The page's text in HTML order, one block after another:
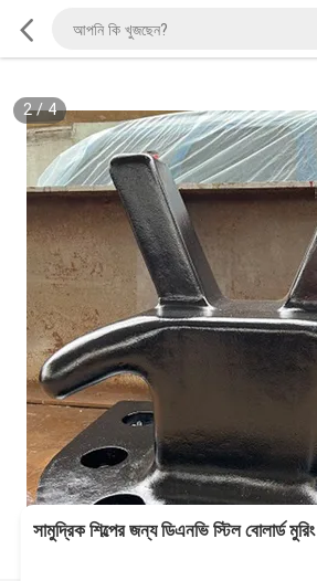
2/4
সামুদ্রিক শিল্পের জন্য ডিএনভি স্টিল বোলার্ড মুরিং